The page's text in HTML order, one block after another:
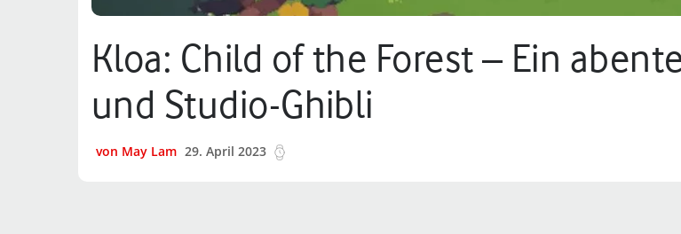
Kloa: Child of the Forest – Ein
und Studio-Ghibli
von May Lam 29. April 2023